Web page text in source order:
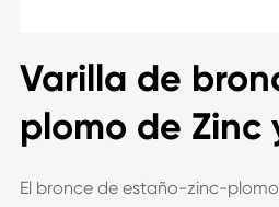
Varilla de
plomo de Zinc
El bronce de estaño-zinc-